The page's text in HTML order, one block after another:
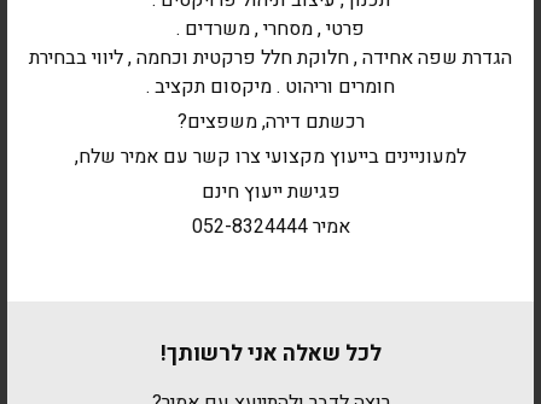
פרטי , מסחרי , משרדים .
הגדרת שפה אחידה , חלוקת חלל פרקטית וכחמה , ליווי בבחירת
חומרים וריהוט . מיקסום תקציב .
רכשתם דירה, משפצים?
למעוניינים בייעוץ מקצועי צרו קשר עם אמיר שלח,
פגישת ייעוץ חינם
אמיר 052-8324444
לכל שאלה אני לרשותך!